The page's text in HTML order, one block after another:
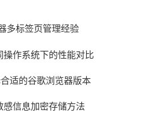
多标签页管理经验
操作系统下的性能对比
适的谷歌浏览器版本
感信息加密存储方法